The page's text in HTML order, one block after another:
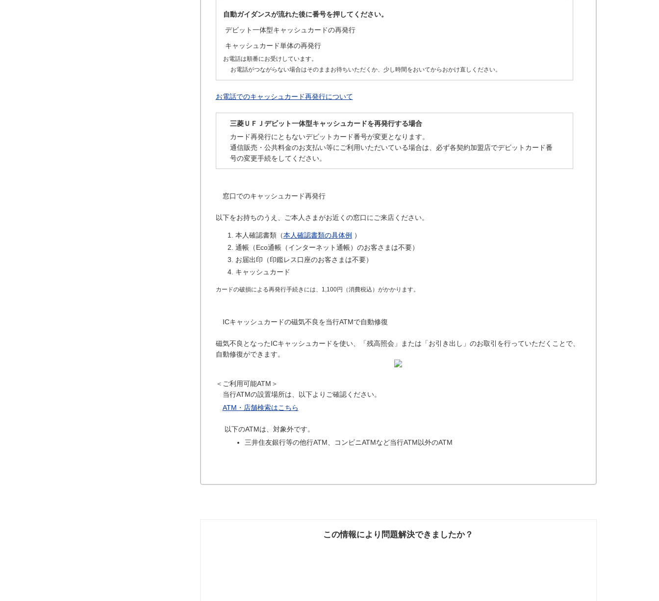
自動ガイダンスが流れた後に番号を押してください。
デビット一体型キャッシュカードの再発行
キャッシュカード単体の再発行
お電話は順番にお受けしています。
お電話がつながらない場合はそのままお待ちいただくか、少し時間をおいてからおかけ直しください。
お電話でのキャッシュカード再発行について
三菱ＵＦＪデビット一体型キャッシュカードを再発行する場合
カード再発行にともないデビットカード番号が変更となります。
通信販売・公共料金のお支払い等にご利用いただいている場合は、必ず各契約加盟店でデビットカード番
号の変更手続をしてください。
窓口でのキャッシュカード再発行
以下をお持ちのうえ、ご本人さまがお近くの窓口にご来店ください。
本人確認書類（本人確認書類の具体例 ）
通帳（Eco通帳（インターネット通帳）のお客さまは不要）
お届出印（印鑑レス口座のお客さまは不要）
キャッシュカード
カードの破損による再発行手続きには、1,100円（消費税込）がかかります。
ICキャッシュカードの磁気不良を当行ATMで自動修復
磁気不良となったICキャッシュカードを使い、「残高照会」または「お引き出し」のお取引を行っていただくことで、
自動修復ができます。
＜ご利用可能ATM＞
当行ATMの設置場所は、以下よりご確認ください。
ATM・店舗検索はこちら
以下のATMは、対象外です。
三井住友銀行等の他行ATM、コンビニATMなど当行ATM以外のATM
この情報により問題解決できましたか？